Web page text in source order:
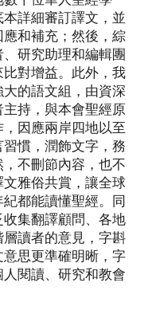
詳細審訂譯文，並
和補充；然後，綜
研究助理和編輯團
比對增益。此外，我
的語文組，由資深
持，與本會聖經原
因應兩岸四地以至
慣，潤飾文字，務
不刪節內容，也不
雅俗共賞，讓全球
都能讀懂聖經。同
集翻譯顧問、各地
讀者的意見，字斟
思更準確明晰，字
閱讀、研究和教會